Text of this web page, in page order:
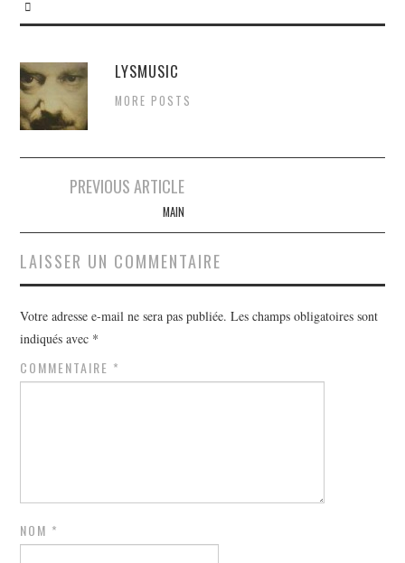
LYSMUSIC
MORE POSTS
Navigation
articles
PREVIOUS ARTICLE
MAIN
LAISSER UN COMMENTAIRE
Votre adresse e-mail ne sera pas publiée. Les champs obligatoires sont
indiqués avec *
COMMENTAIRE *
NOM *